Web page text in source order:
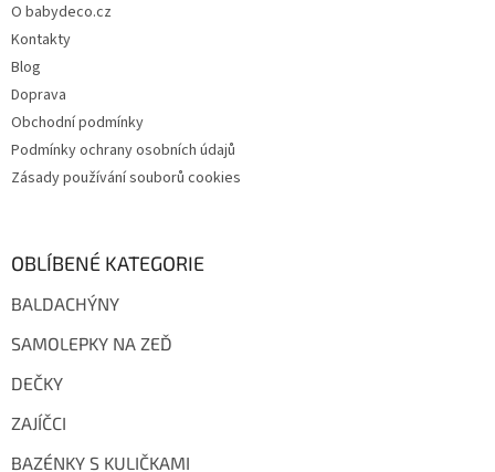
O babydeco.cz
Kontakty
Blog
Doprava
Obchodní podmínky
Podmínky ochrany osobních údajů
Zásady používání souborů cookies
OBLÍBENÉ KATEGORIE
BALDACHÝNY
SAMOLEPKY NA ZEĎ
DEČKY
ZAJÍČCI
BAZÉNKY S KULIČKAMI